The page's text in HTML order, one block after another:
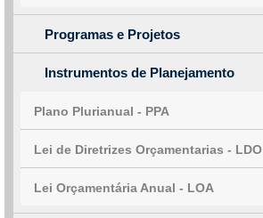
Programas e Projetos
Instrumentos de Planejamento
Plano Plurianual - PPA
Lei de Diretrizes Orçamentarias - LDO
Lei Orçamentária Anual - LOA